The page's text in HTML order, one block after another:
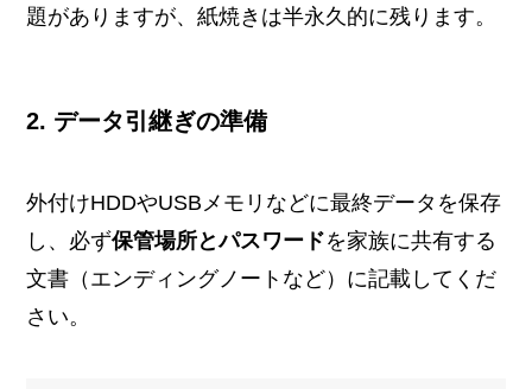
題がありますが、紙焼きは半永久的に残ります。
2. データ引継ぎの準備
外付けHDDやUSBメモリなどに最終データを保存
し、必ず保管場所とパスワードを家族に共有する
文書（エンディングノートなど）に記載してくだ
さい。